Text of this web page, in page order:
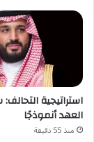
استراتيجية
العهد أنموذجًا
منذ 55 دقيقة